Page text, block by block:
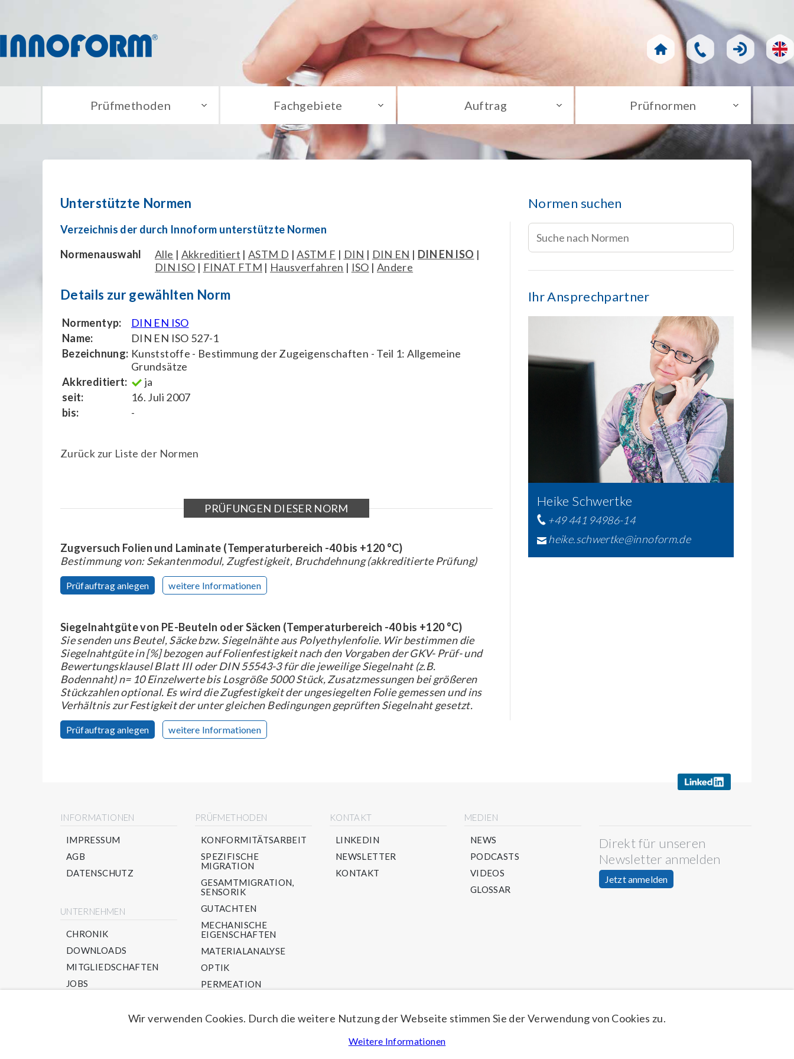
Prüfmethoden Fachgebiete Auftrag Prüfnormen
Unterstützte Normen
Verzeichnis der durch Innoform unterstützte Normen
Normenauswahl
Alle | Akkreditiert | ASTM D |ASTM F | DIN | DIN EN | DIN EN ISO |
DIN ISO | FINAT FTM | Hausverfahren | ISO | Andere
Details zur gewählten Norm
Normentyp:
DIN EN ISO
Name:
DIN EN ISO 527-1
Bezeichnung: Kunststoffe - Bestimmung der Zugeigenschaften - Teil 1: Allgemeine
Grundsätze
Akkreditiert:
ja
seit:
16. Juli 2007
bis:
-
Zurück zur Liste der Normen
PRÜFUNGEN DIESER NORM
Zugversuch Folien und Laminate (Temperaturbereich -40 bis +120 °C)
Bestimmung von: Sekantenmodul, Zugfestigkeit, Bruchdehnung (akkreditierte Prüfung)
Prüfauftrag anlegen weitere Informationen
Siegelnahtgüte von PE-Beuteln oder Säcken (Temperaturbereich -40 bis +120 °C)
Sie senden uns Beutel, Säcke bzw. Siegelnähte aus Polyethylenfolie. Wir bestimmen die
Siegelnahtgüte in [%] bezogen auf Folienfestigkeit nach den Vorgaben der GKV- Prüf- und
Bewertungsklausel Blatt III oder DIN 55543-3 für die jeweilige Siegelnaht (z.B.
Bodennaht) n= 10 Einzelwerte bis Losgröße 5000 Stück, Zusatzmessungen bei größeren
Stückzahlen optional. Es wird die Zugfestigkeit der ungesiegelten Folie gemessen und ins
Verhältnis zur Festigkeit der unter gleichen Bedingungen geprüften Siegelnaht gesetzt.
Prüfauftrag anlegen weitere Informationen
Normen suchen
Ihr Ansprechpartner
Heike Schwertke
+49 441 94986-14
heike.schwertke@innoform.de
INFORMATIONEN
IMPRESSUM
AGB
DATENSCHUTZ
UNTERNEHMEN
CHRONIK
DOWNLOADS
MITGLIEDSCHAFTEN
JOBS
PRÜFMETHODEN
KONFORMITÄTSARBEIT
SPEZIFISCHE
MIGRATION
GESAMTMIGRATION,
SENSORIK
GUTACHTEN
MECHANISCHE
EIGENSCHAFTEN
MATERIALANALYSE
OPTIK
PERMEATION
KONTAKT
LINKEDIN
NEWSLETTER
KONTAKT
MEDIEN
NEWS
PODCASTS
VIDEOS
GLOSSAR
Direkt für unseren
Newsletter anmelden
Jetzt anmelden
Wir verwenden Cookies. Durch die weitere Nutzung der Webseite stimmen Sie der Verwendung von Cookies zu.
Weitere Informationen